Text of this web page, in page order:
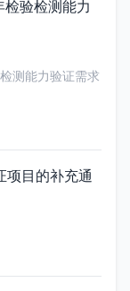
验检测能力
测能力验证需求
项目的补充通